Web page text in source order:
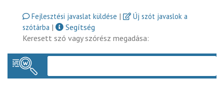
Fejlesztési javaslat küldése |
Új szót javaslok a
szótárba |
Segítség
Keresett szó vagy szórész megadása: